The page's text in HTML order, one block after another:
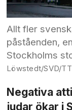
Allt fler
påståenden,
Stockholms
Löwstedt/SVD/TT
Negativa
judar ökar i